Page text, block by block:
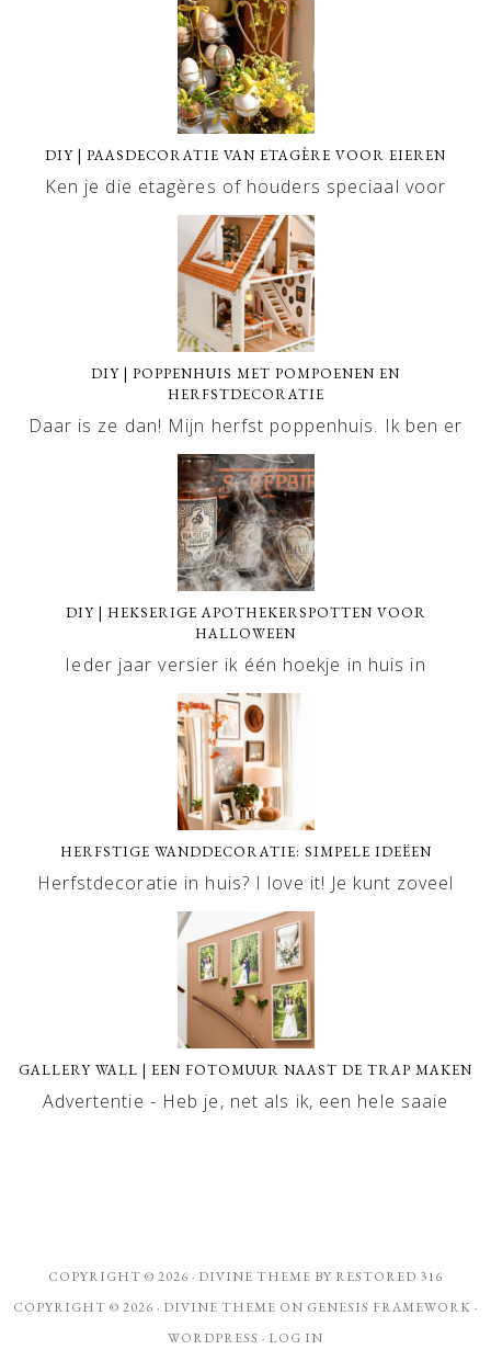
DIY | PAASDECORATIE VAN ETAGÈRE VOOR EIEREN
Ken je die etagères of houders speciaal voor
DIY | POPPENHUIS MET POMPOENEN EN
HERFSTDECORATIE
Daar is ze dan! Mijn herfst poppenhuis. Ik ben er
DIY | HEKSERIGE APOTHEKERSPOTTEN VOOR
HALLOWEEN
Ieder jaar versier ik één hoekje in huis in
HERFSTIGE WANDDECORATIE: SIMPELE IDEËEN
Herfstdecoratie in huis? I love it! Je kunt zoveel
GALLERY WALL | EEN FOTOMUUR NAAST DE TRAP MAKEN
Advertentie - Heb je, net als ik, een hele saaie
COPYRIGHT © 2026 · DIVINE THEME BY RESTORED 316
COPYRIGHT © 2026 · DIVINE THEME ON GENESIS FRAMEWORK ·
WORDPRESS · LOG IN